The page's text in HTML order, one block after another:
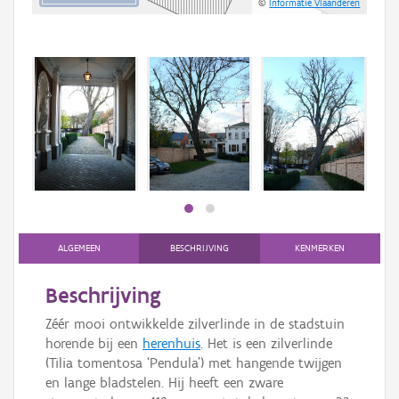
©Informatie Vlaanderen
ALGEMEEN BESCHRIJVING KENMERKEN
Beschrijving
Zéér mooi ontwikkelde zilverlinde in de stadstuin
horende bij een herenhuis. Het is een zilverlinde
(Tilia tomentosa ‘Pendula’) met hangende twijgen
en lange bladstelen. Hij heeft een zware